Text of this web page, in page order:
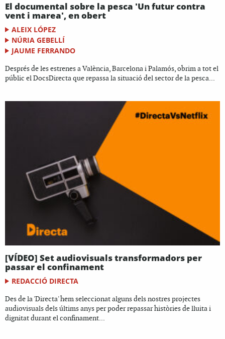
El documental sobre la pesca 'Un futur contra
vent i marea', en obert
ALEIX LÓPEZ
NÚRIA GEBELLÍ
JAUME FERRANDO
Després de les estrenes a València, Barcelona i Palamós, obrim a tot el
públic el DocsDirecta que repassa la situació del sector de la pesca...
[VÍDEO] Set audiovisuals transformadors per
passar el confinament
REDACCIÓ DIRECTA
Des de la 'Directa' hem seleccionat alguns dels nostres projectes
audiovisuals dels últims anys per poder repassar històries de lluita i
dignitat durant el confinament...